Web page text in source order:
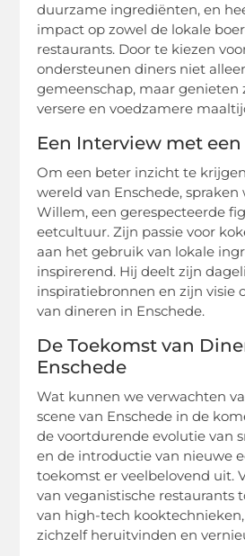
duurzame ingrediënten, en
impact op zowel de lokale
restaurants. Door te kiezen
ondersteunen diners niet
gemeenschap, maar genieten
versere en voedzamere
Een Interview met
Om een beter inzicht te
wereld van Enschede,
Willem, een gerespecteerde
eetcultuur. Zijn passie voor
aan het gebruik van lokale
inspirerend. Hij deelt zijn
inspiratiebronnen en zijn visie
van dineren in Enschede.
De Toekomst van
Enschede
Wat kunnen we verwachten
scene van Enschede in de
de voortdurende evolutie van
en de introductie van nieuwe
toekomst er veelbelovend uit.
van veganistische restaurants
van high-tech
zichzelf heruitvinden en